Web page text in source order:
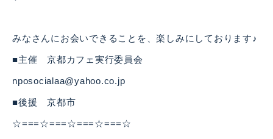
みなさんにお会いできることを、楽しみにしております♪
■主催 京都カフェ実行委員会
nposocialaa@yahoo.co.jp
■後援 京都市
☆===☆===☆===☆===☆